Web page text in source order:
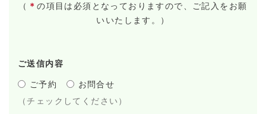
（ ＊の項目は必須となっておりますので、ご記入をお願
いいたします。）
ご送信内容
ご予約
お問合せ
（チェックしてください）